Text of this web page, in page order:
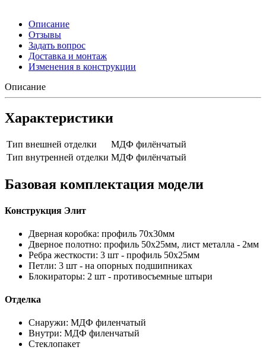
Описание
Отзывы
Задать вопрос
Доставка и монтаж
Изменения в конструкции
Описание
Характеристики
Тип внешней отделки
МДФ филёнчатый
Тип внутренней отделки МДФ филёнчатый
Базовая комплектация модели
Конструкция Элит
Дверная коробка: профиль 70х30мм
Дверное полотно: профиль 50х25мм, лист металла - 2мм
Ребра жесткости: 3 шт - профиль 50х25мм
Петли: 3 шт - на опорных подшипниках
Блокираторы: 2 шт - противосъемные штыри
Отделка
Снаружи: МДФ филенчатый
Внутри: МДФ филенчатый
Стеклопакет